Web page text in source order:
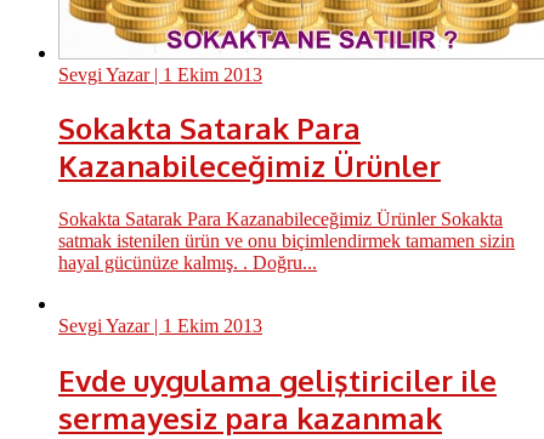
Sevgi Yazar| 1 Ekim 2013
Sokakta Satarak Para
Kazanabileceğimiz Ürünler
Sokakta Satarak Para Kazanabileceğimiz Ürünler Sokakta
satmak istenilen ürün ve onu biçimlendirmek tamamen sizin
hayal gücünüze kalmış. . Doğru...
Sevgi Yazar| 1 Ekim 2013
Evde uygulama geliştiriciler ile
sermayesiz para kazanmak